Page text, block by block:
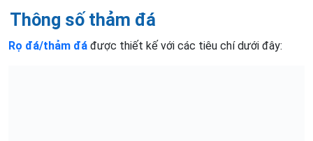
Thông số thảm đá
Rọ đá/thảm đá được thiết kế với các tiêu chí dưới đây: